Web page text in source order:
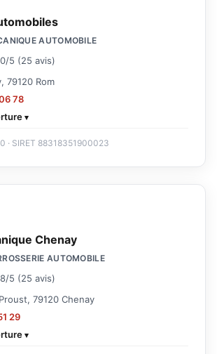
AUTOMOBILE
5 (25 avis)
79120 Rom
78
· SIRET 88318351900023
Chenay
AUTOMOBILE
5 (25 avis)
79120 Chenay
29